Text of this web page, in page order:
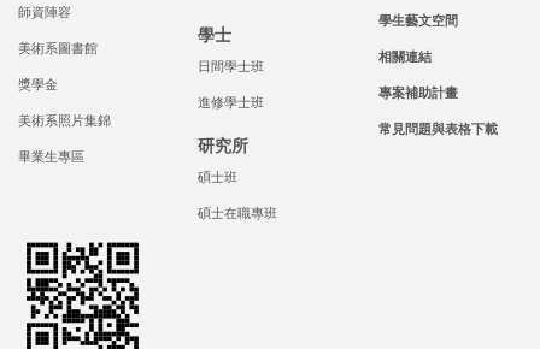
師資陣容
美術系圖書館
獎學金
美術系照片集錦
畢業生專區
學士
日間學士班
進修學士班
研究所
碩士班
碩士在職專班
學生藝文空間
相關連結
專案補助計畫
常見問題與表格下載